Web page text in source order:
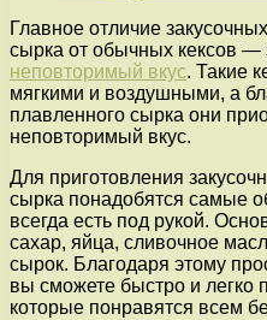
Главное отличие
сырка от обычных кексов —
неповторимый вкус. Такие
мягкими и воздушными, а
плавленного сырка они
неповторимый вкус.
Для приготовления
сырка понадобятся самые
всегда есть под рукой.
сахар, яйца, сливочное
сырок. Благодаря этому
вы сможете быстро и легко
которые понравятся всем